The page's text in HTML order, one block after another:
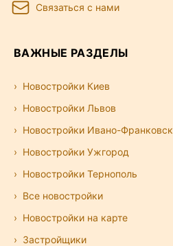
Связаться с нами
ВАЖНЫЕ РАЗДЕЛЫ
Новостройки Киев
Новостройки Львов
Новостройки Ивано-Франковск
Новостройки Ужгород
Новостройки Тернополь
Все новостройки
Новостройки на карте
Застройщики